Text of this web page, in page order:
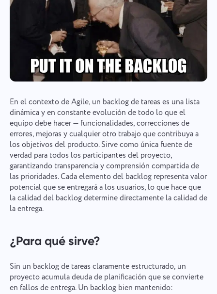
En el contexto de Agile, un backlog de tareas es una lista
dinámica y en constante evolución de todo lo que el
equipo debe hacer — funcionalidades, correcciones de
errores, mejoras y cualquier otro trabajo que contribuya a
los objetivos del producto. Sirve como única fuente de
verdad para todos los participantes del proyecto,
garantizando transparencia y comprensión compartida de
las prioridades. Cada elemento del backlog representa valor
potencial que se entregará a los usuarios, lo que hace que
la calidad del backlog determine directamente la calidad de
la entrega.
¿Para qué sirve?
Sin un backlog de tareas claramente estructurado, un
proyecto acumula deuda de planificación que se convierte
en fallos de entrega. Un backlog bien mantenido: